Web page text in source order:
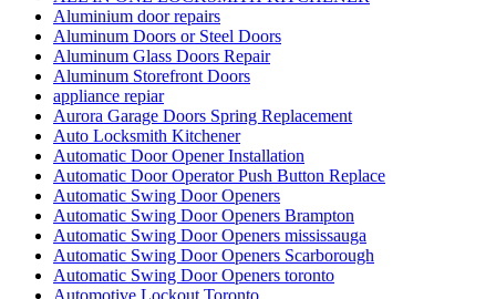
Aluminium door repairs
Aluminum Doors or Steel Doors
Aluminum Glass Doors Repair
Aluminum Storefront Doors
appliance repiar
Aurora Garage Doors Spring Replacement
Auto Locksmith Kitchener
Automatic Door Opener Installation
Automatic Door Operator Push Button Replace
Automatic Swing Door Openers
Automatic Swing Door Openers Brampton
Automatic Swing Door Openers mississauga
Automatic Swing Door Openers Scarborough
Automatic Swing Door Openers toronto